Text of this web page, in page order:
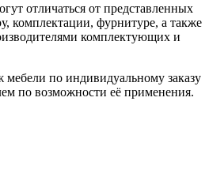
отличаться от представленных
комплектации, фурнитуре, а также
комплектующих и
по индивидуальному заказу
по возможности её применения.